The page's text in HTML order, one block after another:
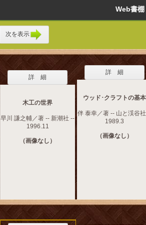
Web書
次を表示
詳 細
木工の世界
早川 謙之輔／著 -- 新潮社 --
1996.11
（画像なし）
詳 細
ウッド･クラフトの基本
伴 泰幸／著 -- 山と渓谷
1989.3
（画像なし）